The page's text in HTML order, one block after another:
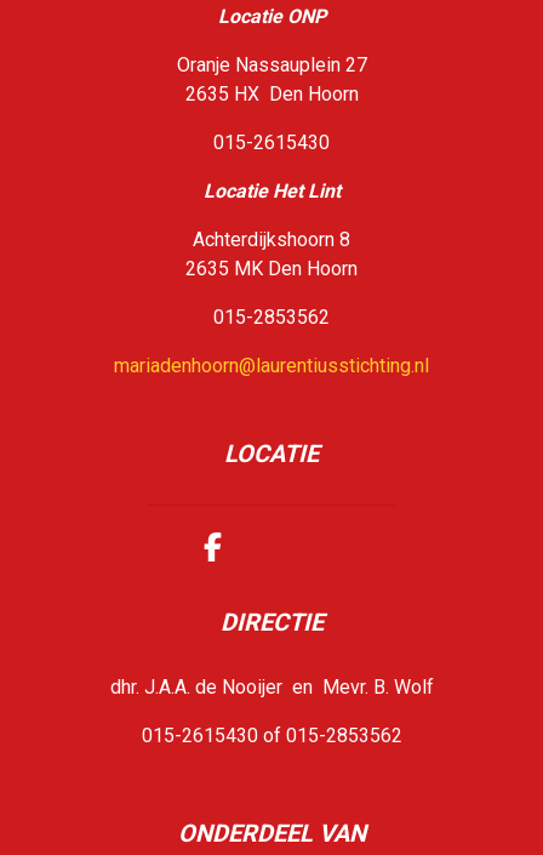
Locatie ONP
Oranje Nassauplein 27
2635 HX Den Hoorn
015-2615430
Locatie Het Lint
Achterdijkshoorn 8
2635 MK Den Hoorn
015-2853562
mariadenhoorn@laurentiusstichting.nl
LOCATIE
DIRECTIE
dhr. J.A.A. de Nooijer en Mevr. B. Wolf
015-2615430 of 015-2853562
ONDERDEEL VAN